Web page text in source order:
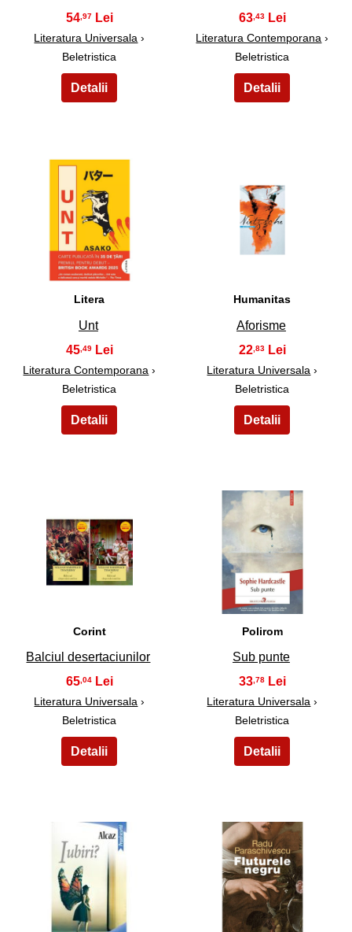
54 ,97
Literatura Universala ›
Beletristica
63 ,43
Literatura Contemporana ›
Beletristica
19
Litera
Unt
45,49
Literatura Contemporana ›
Beletristica
20
Humanitas
Aforisme
22 ,83
Literatura Universala ›
Beletristica
21
Corint
Balciul desertaciunilor
65,04
Literatura Universala ›
Beletristica
22
Polirom
Sub punte
33 ,78
Literatura Universala ›
Beletristica
23 24